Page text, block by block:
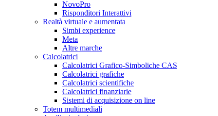
NovoPro
Risponditori Interattivi
Realtà virtuale e aumentata
Simbi experience
Meta
Altre marche
Calcolatrici
Calcolatrici Grafico-Simboliche CAS
Calcolatrici grafiche
Calcolatrici scientifiche
Calcolatrici finanziarie
Sistemi di acquisizione on line
Totem multimediali